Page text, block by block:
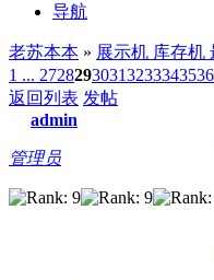
导航
老苏本本 » 展示机 库存机
1 ... 27282930313233343536
返回列表 发帖
admin
管理员